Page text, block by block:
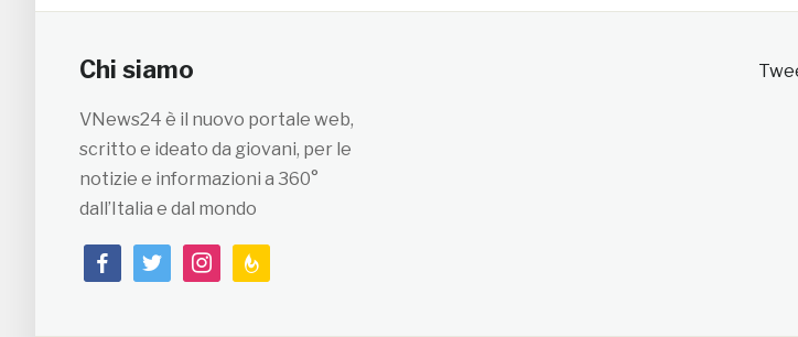
Chi siamo
VNews24 è il nuovo portale web,
scritto e ideato da giovani, per le
notizie e informazioni a 360°
dall’Italia e dal mondo
facebooktwitterinstagramfeedburner